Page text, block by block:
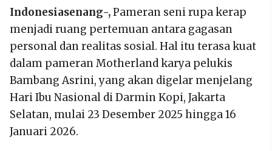
Indonesiasenang-,Pameran seni rupa kerap
menjadi ruang pertemuan antara gagasan
personal dan realitas sosial. Hal itu terasa kuat
dalam pameran Motherland karya pelukis
Bambang Asrini, yang akan digelar menjelang
Hari Ibu Nasional di Darmin Kopi, Jakarta
Selatan, mulai 23 Desember 2025 hingga 16
Januari 2026.